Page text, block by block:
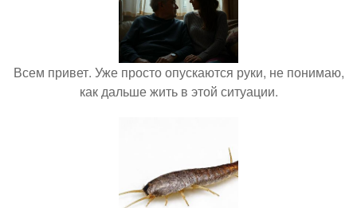
Всем привет. Уже просто опускаются руки, не понимаю,
как дальше жить в этой ситуации.